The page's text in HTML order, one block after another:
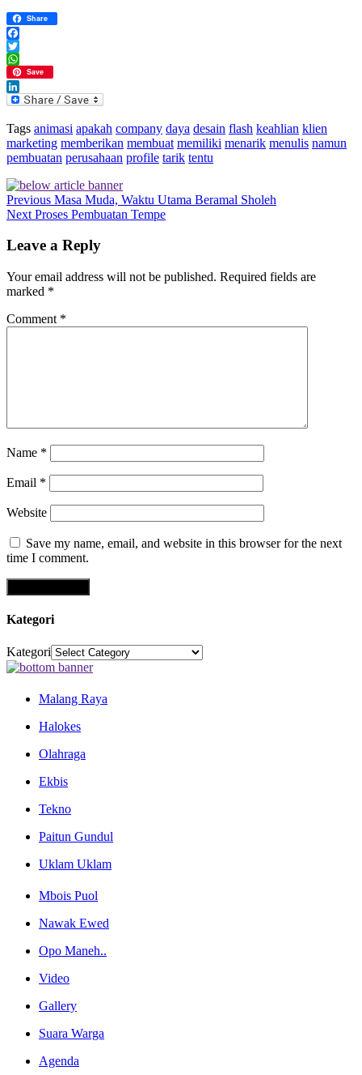
Share
Facebook
Twitter
WhatsApp
Save
LinkedIn
Tags animasi apakah company daya desain flash keahlian klien
marketing memberikan membuat memiliki menarik menulis namun
pembuatan perusahaan profile tarik tentu
Previous Masa Muda, Waktu Utama Beramal Sholeh
Next Proses Pembuatan Tempe
Leave a Reply
Your email address will not be published. Required fields are
marked *
Comment *
Name *
Email *
Website
Save my name, email, and website in this browser for the next
time I comment.
Kategori
Kategori
Malang Raya
Halokes
Olahraga
Ekbis
Tekno
Paitun Gundul
Uklam Uklam
Mbois Puol
Nawak Ewed
Opo Maneh..
Video
Gallery
Suara Warga
Agenda